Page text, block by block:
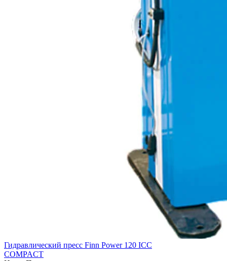
Гидравлический пресс Finn Power 120 ICC
COMPACT